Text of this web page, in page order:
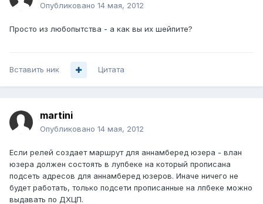
Опубликовано 14 мая, 2012
Просто из любопытства - а как вы их шейпите?
Вставить ник Цитата
martini
Опубликовано 14 мая, 2012
Если релей создает маршрут для аннамберед юзера - влан
юзера должен состоять в лупбеке на который прописана
подсеть адресов для аннамберед юзеров. Иначе ничего не
будет работать, только подсети прописанные на лпбеке можно
выдавать по ДХЦП.